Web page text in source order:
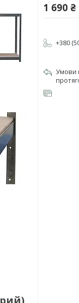
1 690 ₴
+380